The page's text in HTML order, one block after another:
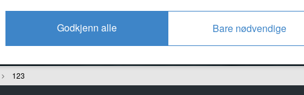
123
Godkjenn alle Bare nødvendige